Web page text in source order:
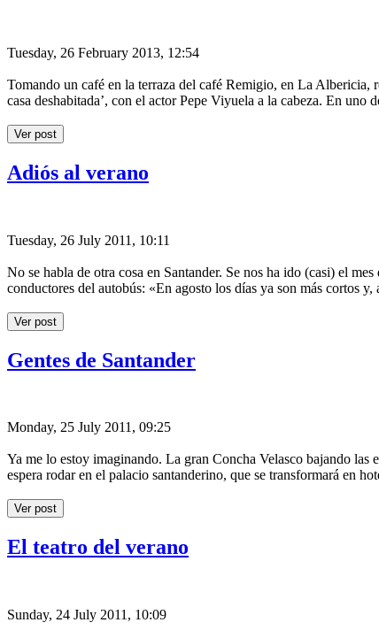
Tuesday, 26 February 2013, 12:54
Tomando un café en la terraza del café Remigio, en La Albericia,
casa deshabitada’, con el actor Pepe Viyuela a la cabeza. En uno
Ver post
Adiós al verano
Tuesday, 26 July 2011, 10:11
No se habla de otra cosa en Santander. Se nos ha ido (casi) el
conductores del autobús: «En agosto los días ya son más cortos
Ver post
Gentes de Santander
Monday, 25 July 2011, 09:25
Ya me lo estoy imaginando. La gran Concha Velasco bajando las
espera rodar en el palacio santanderino, que se transformará en
Ver post
El teatro del verano
Sunday, 24 July 2011, 10:09